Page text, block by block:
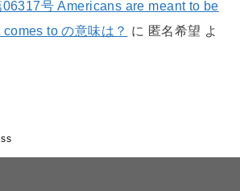
号 Americans are meant to be
to の意味は？ に 匿名希望 よ